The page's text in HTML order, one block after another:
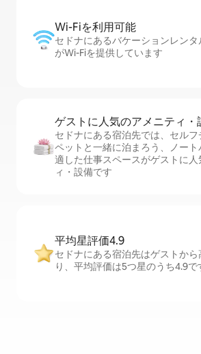
Wi-Fiを利⁠用⁠可⁠能
セドナにあるバケーションレン
がWi-Fiを提供しています
ゲストに人⁠気⁠のア⁠メ⁠ニ⁠テ⁠ィ・
セドナにある宿泊先では、セ⁠ル⁠フ
ペットと一緒に泊まろう、ノー
適した仕事スペースがゲストに人
ィ・設備です
平均星評価4.9
セドナにある宿泊先はゲストか
り、平均評価は5つ星のうち4.9で